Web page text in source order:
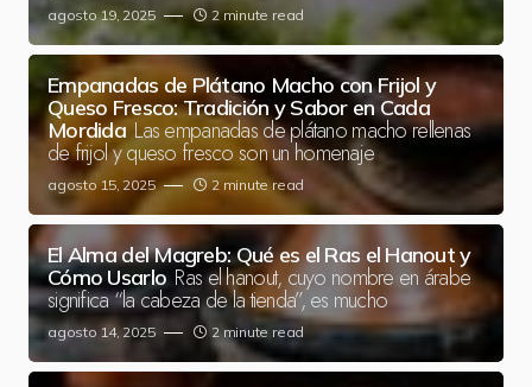
agosto 19, 2025 2 minute read
Empanadas de Plátano Macho con Frijol y
Queso Fresco: Tradición y Sabor en Cada
Mordida Las empanadas de plátano macho rellenas
de frijol y queso fresco son un homenaje
agosto 15, 2025 2 minute read
El Alma del Magreb: Qué es el Ras el Hanout y
Cómo Usarlo Ras el hanout, cuyo nombre en árabe
significa “la cabeza de la tienda”, es mucho
agosto 14, 2025 2 minute read